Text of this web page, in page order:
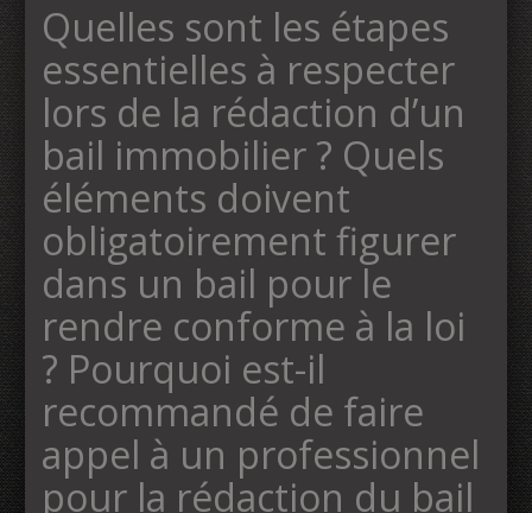
Quelles sont les étapes
essentielles à respecter
lors de la rédaction d’un
bail immobilier ? Quels
éléments doivent
obligatoirement figurer
dans un bail pour le
rendre conforme à la loi
? Pourquoi est-il
recommandé de faire
appel à un professionnel
pour la rédaction du bail